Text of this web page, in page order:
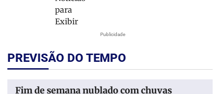
para
Exibir
Publicidade
PREVISÃO DO TEMPO
Fim de semana nublado com chuvas